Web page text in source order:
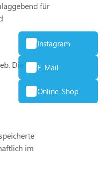
für
Die
im
Instagram
E-Mail
Online-Shop